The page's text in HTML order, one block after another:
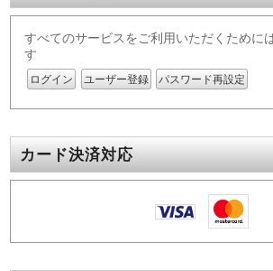
すべてのサービスをご利用いただくために
す
ログイン ユーザー登録 パスワード再設定
カード決済対応